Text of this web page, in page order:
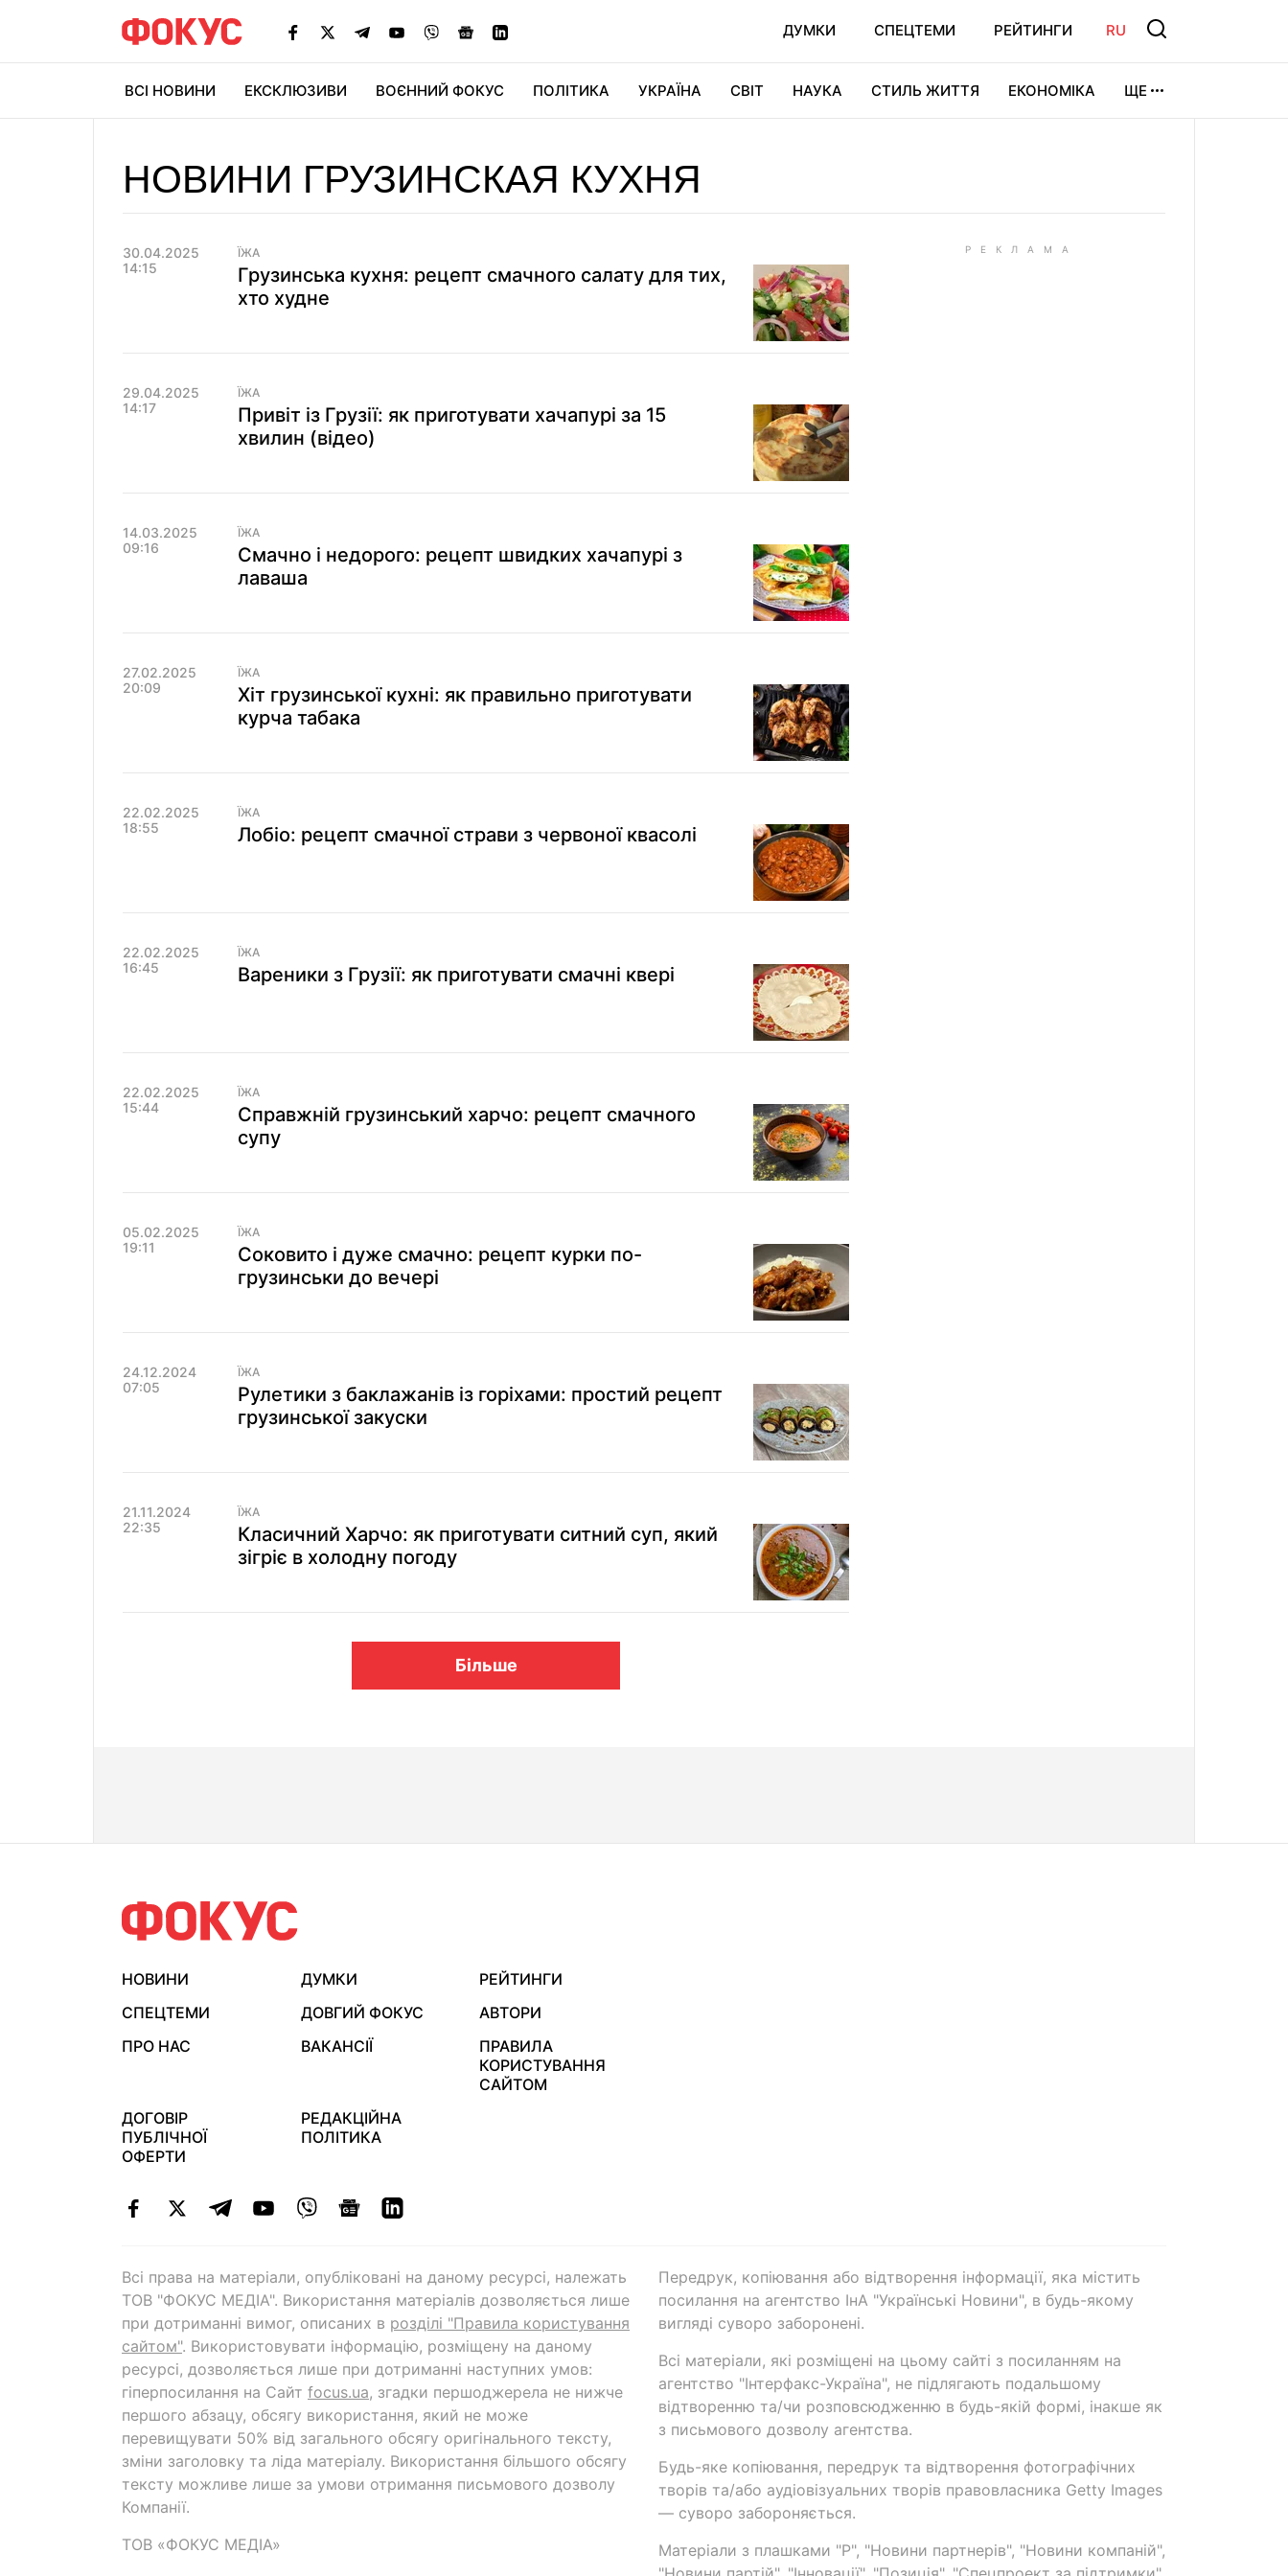
ДУМКИ СПЕЦТЕМИ РЕЙТИНГИ RU
ВСІ НОВИНИ ЕКСКЛЮЗИВИ ВОЄННИЙ ФОКУС ПОЛІТИКА УКРАЇНА СВІТ НАУКА СТИЛЬ ЖИТТЯ ЕКОНОМІКА ЩЕ
НОВИНИ ГРУЗИНСКАЯ КУХНЯ
30.04.2025
14:15
ЇЖА
Грузинська кухня: рецепт смачного салату для тих,
хто худне
29.04.2025
14:17
ЇЖА
Привіт із Грузії: як приготувати хачапурі за 15
хвилин (відео)
14.03.2025
09:16
ЇЖА
Смачно і недорого: рецепт швидких хачапурі з
лаваша
27.02.2025
20:09
ЇЖА
Хіт грузинської кухні: як правильно приготувати
курча табака
22.02.2025
18:55
ЇЖА
Лобіо: рецепт смачної страви з червоної квасолі
22.02.2025
16:45
ЇЖА
Вареники з Грузії: як приготувати смачні квері
22.02.2025
15:44
ЇЖА
Справжній грузинський харчо: рецепт смачного
супу
05.02.2025
19:11
ЇЖА
Соковито і дуже смачно: рецепт курки по-
грузинськи до вечері
24.12.2024
07:05
ЇЖА
Рулетики з баклажанів із горіхами: простий рецепт
грузинської закуски
21.11.2024
22:35
ЇЖА
Класичний Харчо: як приготувати ситний суп, який
зігріє в холодну погоду
Більше
НОВИНИ ДУМКИ
РЕЙТИНГИ
СПЕЦТЕМИ
ДОВГИЙ ФОКУС
АВТОРИ
ПРО НАС
ВАКАНСІЇ
ПРАВИЛА
КОРИСТУВАННЯ
САЙТОМ
ДОГОВІР
ПУБЛІЧНОЇ
ОФЕРТИ
РЕДАКЦІЙНА
ПОЛІТИКА
Всі права на матеріали, опубліковані на даному ресурсі, належать
ТОВ "ФОКУС МЕДІА". Використання матеріалів дозволяється лише
при дотриманні вимог, описаних в розділі "Правила користування
сайтом". Використовувати інформацію, розміщену на даному
ресурсі, дозволяється лише при дотриманні наступних умов:
гіперпосилання на Cайт focus.ua, згадки першоджерела не нижче
першого абзацу, обсягу використання, який не може
перевищувати 50% від загального обсягу оригінального тексту,
зміни заголовку та ліда матеріалу. Використання більшого обсягу
тексту можливе лише за умови отримання письмового дозволу
Компанії.
ТОВ «ФОКУС МЕДІА»
Передрук, копіювання або відтворення інформації, яка містить
посилання на агентство ІнА "Українські Новини", в будь-якому
вигляді суворо заборонені.
Всі матеріали, які розміщені на цьому сайті з посиланням на
агентство "Інтерфакс-Україна", не підлягають подальшому
відтворенню та/чи розповсюдженню в будь-якій формі, інакше як
з письмового дозволу агентства.
Будь-яке копіювання, передрук та відтворення фотографічних
творів та/або аудіовізуальних творів правовласника Getty Images
— суворо забороняється.
Матеріали з плашками "Р", "Новини партнерів", "Новини компаній",